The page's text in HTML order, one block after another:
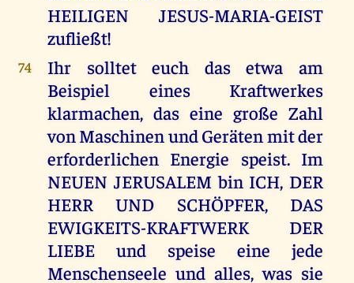
HEILIGEN JESUS-MARIA-GEIST
zufließt!
74
Ihr solltet euch das etwa am
Beispiel eines Kraftwerkes
klarmachen, das eine große Zahl
von Maschinen und Geräten mit der
erforderlichen Energie speist. Im
NEUEN JERUSALEM bin ICH, DER
HERR UND SCHÖPFER, DAS
EWIGKEITS-KRAFTWERK DER
LIEBE und speise eine jede
Menschenseele und alles, was sie